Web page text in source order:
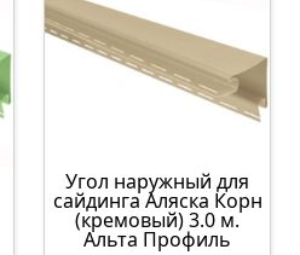
Угол наружный для
сайдинга Аляска Корн
(кремовый) 3.0 м.
Альта Профиль